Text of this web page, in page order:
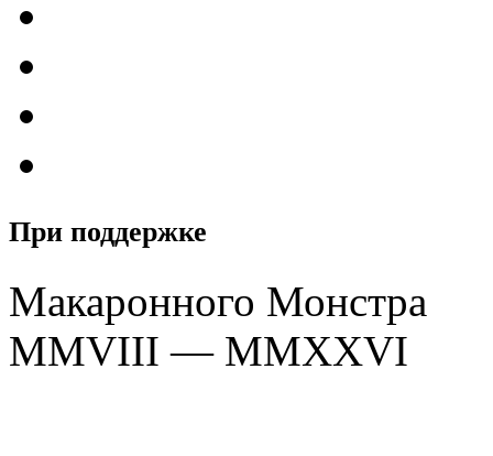
При поддержке
Макаронного Монстра
MMVIII — MMXXVI